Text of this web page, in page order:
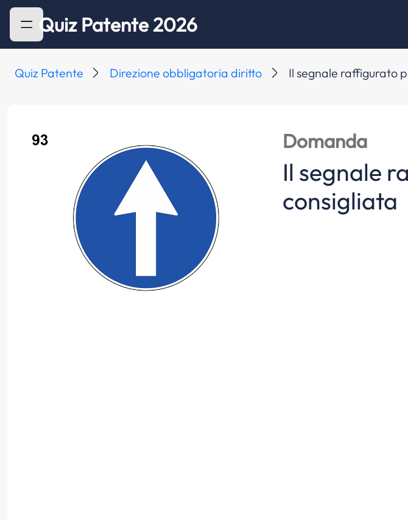
Quiz Patente 2026
Quiz Patente Direzione obbligatoria diritto Il segnale raffigurato
Domanda
Il segnale
consigliata